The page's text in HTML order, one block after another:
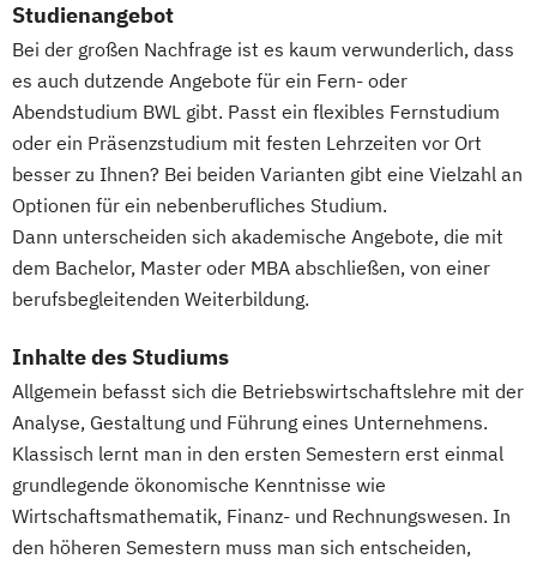
Krankheitsbilder im Gesundheitssport
Lauftrainer
Life Coach
Marketing für Fitnessstudios
Marketingmanagement für Fitnessstudios
Mentaltrainer
Personal Trainer/in A-Lizenz
Personal Trainer/in B-Lizenz
Qualitätsmanagement für Fitnessstudios
Regenerations- und Sportmasseur
Berater und Coaches
Sales Manager für Fitnessstudios
Schlingentraining
Selbstständig machen als Trainer
Berater und Coach
Servicemanagement im Fitnessstudio
Studienangebot
Bei der großen Nachfrage ist es kaum verwunderlich, dass
es auch dutzende Angebote für ein Fern- oder
Abendstudium BWL gibt. Passt ein flexibles Fernstudium
oder ein Präsenzstudium mit festen Lehrzeiten vor Ort
besser zu Ihnen? Bei beiden Varianten gibt eine Vielzahl an
Optionen für ein nebenberufliches Studium.
Dann unterscheiden sich akademische Angebote, die mit
dem Bachelor, Master oder MBA abschließen, von einer
berufsbegleitenden Weiterbildung.
Inhalte des Studiums
Allgemein befasst sich die Betriebswirtschaftslehre mit der
Analyse, Gestaltung und Führung eines Unternehmens.
Klassisch lernt man in den ersten Semestern erst einmal
grundlegende ökonomische Kenntnisse wie
Wirtschaftsmathematik, Finanz- und Rechnungswesen. In
den höheren Semestern muss man sich entscheiden,